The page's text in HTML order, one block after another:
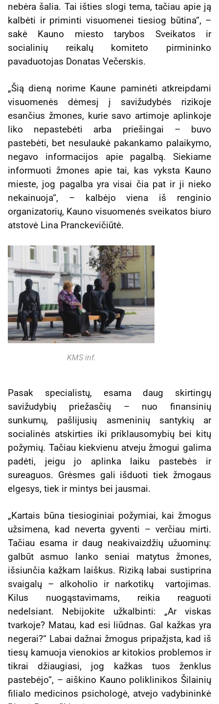
nebėra šalia. Tai išties slogi tema, tačiau apie ją
kalbėti ir priminti visuomenei tiesiog būtina“, –
sakė Kauno miesto tarybos Sveikatos ir
socialinių reikalų komiteto pirmininko
pavaduotojas Donatas Večerskis.
„Šią dieną norime Kaune paminėti atkreipdami
visuomenės dėmesį į savižudybės rizikoje
esančius žmones, kurie savo artimoje aplinkoje
liko nepastebėti arba priešingai – buvo
pastebėti, bet nesulaukė pakankamo palaikymo,
negavo informacijos apie pagalbą. Siekiame
informuoti žmones apie tai, kas vyksta Kauno
mieste, jog pagalba yra visai čia pat ir ji nieko
nekainuoja“, – kalbėjo viena iš renginio
organizatorių, Kauno visuomenės sveikatos biuro
atstovė Lina Pranckevičiūtė.
KMS inf.
Pasak specialistų, esama daug skirtingų
savižudybių priežasčių – nuo finansinių
sunkumų, pašlijusių asmeninių santykių ar
socialinės atskirties iki priklausomybių bei kitų
požymių. Tačiau kiekvienu atveju žmogui galima
padėti, jeigu jo aplinka laiku pastebės ir
sureaguos. Grėsmes gali išduoti tiek žmogaus
elgesys, tiek ir mintys bei jausmai.
„Kartais būna tiesioginiai požymiai, kai žmogus
užsimena, kad neverta gyventi – verčiau mirti.
Tačiau esama ir daug neakivaizdžių užuominų:
galbūt asmuo lanko seniai matytus žmones,
išsiunčia kažkam laiškus. Riziką labai sustiprina
svaigalų – alkoholio ir narkotikų vartojimas.
Kilus nuogąstavimams, reikia reaguoti
nedelsiant. Nebijokite užkalbinti: „Ar viskas
tvarkoje? Matau, kad esi liūdnas. Gal kažkas yra
negerai?“ Labai dažnai žmogus pripažįsta, kad iš
tiesų kamuoja vienokios ar kitokios problemos ir
tikrai džiaugiasi, jog kažkas tuos ženklus
pastebėjo“, – aiškino Kauno poliklinikos Šilainių
filialo medicinos psichologė, atvejo vadybininkė